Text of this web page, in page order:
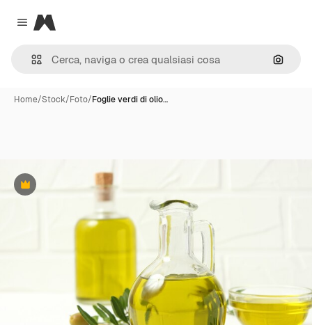
Close menu
Magnific
Cerca
Home/Stock/Foto/Foglie verdi di olio…
Premium